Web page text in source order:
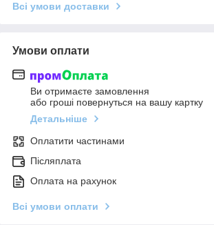
Всі умови доставки
Умови оплати
Ви отримаєте замовлення
або гроші повернуться на вашу картку
Детальніше
Оплатити частинами
Післяплата
Оплата на рахунок
Всі умови оплати